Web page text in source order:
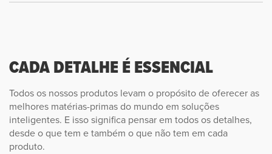
CADA DETALHE É ESSENCIAL
Todos os nossos produtos levam o propósito de oferecer as
melhores matérias-primas do mundo em soluções
inteligentes. E isso significa pensar em todos os detalhes,
desde o que tem e também o que não tem em cada
produto.